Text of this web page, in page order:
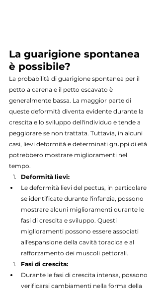
La guarigione spontanea
è possibile?
La probabilità di guarigione spontanea per il
petto a carena e il petto escavato è
generalmente bassa. La maggior parte di
queste deformità diventa evidente durante la
crescita e lo sviluppo dell'individuo e tende a
peggiorare se non trattata. Tuttavia, in alcuni
casi, lievi deformità e determinati gruppi di età
potrebbero mostrare miglioramenti nel
tempo.
Deformità lievi:
Le deformità lievi del pectus, in particolare
se identificate durante l'infanzia, possono
mostrare alcuni miglioramenti durante le
fasi di crescita e sviluppo. Questi
miglioramenti possono essere associati
all'espansione della cavità toracica e al
rafforzamento dei muscoli pettorali.
Fasi di crescita:
Durante le fasi di crescita intensa, possono
verificarsi cambiamenti nella forma della